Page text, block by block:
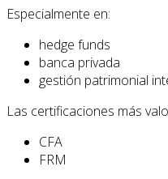
Especialmente en:
hedge funds
banca privada
gestión patrimonial
Las certificaciones más
CFA
FRM